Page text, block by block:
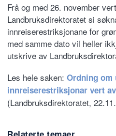
Frå og med 26. november
Landbruksdirektoratet si
innreiserestriksjonane for
med samme dato vil heller
utskrive av
Les hele saken: Ordning om
innreiserestriksjonar vert
(Landbruksdirektoratet,